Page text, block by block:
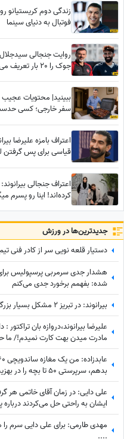
زندگی دوم کریستیانو
فوتبال به دنیای سینما
روایت جنجالی
جوک را 20 بار تعریف می‌کند و خودش هم می‌خندد😂 + ویدئو
ببینید| محتویات
سفر خارجی؛ کسی
اعتراف بامزه علیرضا
قیاسی برای پس گرفتن
اعتراف جنجالی
کرده‌اند! اینا رو پسرم
جدید‌ترین‌ها در ورزش
دستیار قلعه نویی سر از کادر فنی تیم
هشدار جدی سرمربی پرسپولیس
شده: بفهمم برخورد جدی می‌کنم
بیرانوند: در تبریز 2 مشکل بسیار بزرگ دارم که ....
علیرضا بیرانوند،دروازه بان
مادرت میدن بهت کارت نمیدم!/ ما
بدهم، سرپرستی 50 تا بچه را در بهزیستی بر عهده دارم و...
علی دایی: در زمان آقای خاتمی هر
ایشان به راحتی حل می‌کردند
مهدی طارمی: برای علی دایی سرم
....